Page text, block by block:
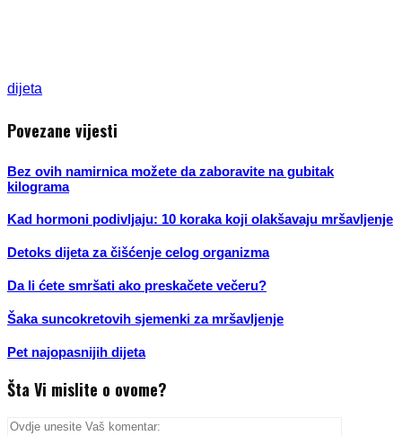
dijeta
Povezane vijesti
Bez ovih namirnica možete da zaboravite na gubitak
kilograma
Kad hormoni podivljaju: 10 koraka koji olakšavaju mršavljenje
Detoks dijeta za čišćenje celog organizma
Da li ćete smršati ako preskačete večeru?
Šaka suncokretovih sjemenki za mršavljenje
Pet najopasnijih dijeta
Šta Vi mislite o ovome?